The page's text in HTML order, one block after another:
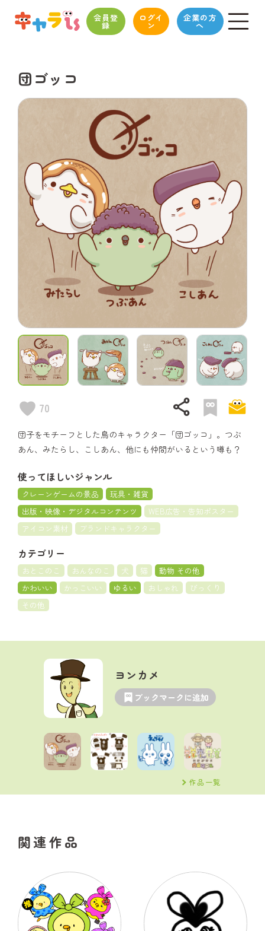
会員登
録
ログイ
ン
企業の方
へ
団ゴッコ
70 share
団子をモチーフとした鳥のキャラクター「団ゴッコ」。つぶ
あん、みたらし、こしあん、他にも仲間がいるという噂も？
使ってほしいジャンル
クレーンゲームの景品
玩具・雑貨
出版・映像・デジタルコンテンツ
WEB広告・告知ポスター
アイコン素材
ブランドキャラクター
カテゴリー
おとこのこ おんなのこ 犬 猫
動物 その他
かわいい
かっこいい ゆるい おしゃれ
びっくり
その他
ヨンカメ
ブックマークに追加
作品一覧
関連作品